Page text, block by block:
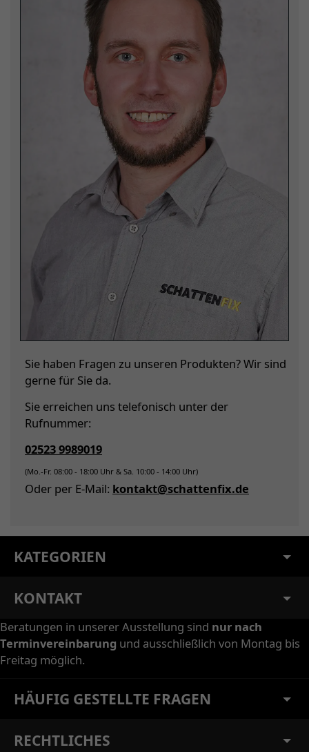
Sie haben Fragen zu unseren Produkten? Wir sind
gerne für Sie da.
Sie erreichen uns telefonisch unter der
Rufnummer:
02523 9989019
(Mo.-Fr. 08:00 - 18:00 Uhr & Sa. 10:00 - 14:00 Uhr)
Oder per E-Mail: kontakt@schattenfix.de
KATEGORIEN
KONTAKT
Beratungen in unserer Ausstellung sind nur nach
Terminvereinbarung und ausschließlich von Montag bis
Freitag möglich.
HÄUFIG GESTELLTE FRAGEN
RECHTLICHES